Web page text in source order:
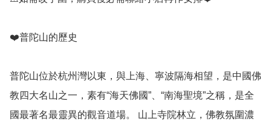
❤️普陀山的歷史
普陀山位於杭州灣以東，與上海、寧波隔海相望，是中國佛
教四大名山之一，素有“海天佛國”、“南海聖境”之稱，是全
國最著名最靈異的觀音道場。 山上寺院林立，佛教氛圍濃